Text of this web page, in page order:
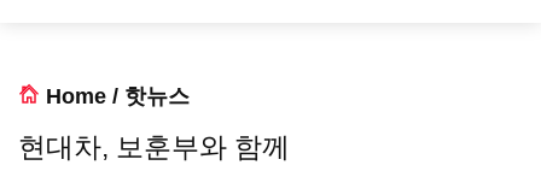
Home / 핫뉴스
현대차, 보훈부와 함께